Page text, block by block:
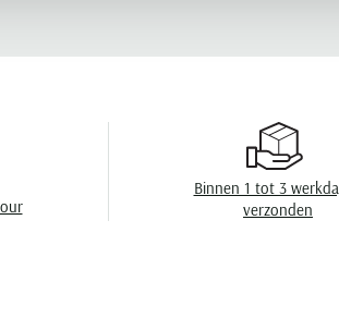
Design
Eigenschappen
Binnen 1 tot 3
verzonden